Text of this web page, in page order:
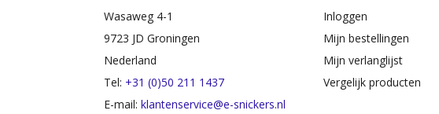
Wasaweg 4-1
9723 JD Groningen
Nederland
Tel: +31 (0)50 211 1437
E-mail: klantenservice@e-snickers.nl
Inloggen
Mijn bestellingen
Mijn verlanglijst
Vergelijk producten